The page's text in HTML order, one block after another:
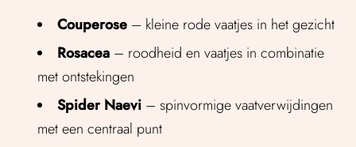
Couperose – kleine rode vaatjes in het gezicht
Rosacea – roodheid en vaatjes in combinatie
met ontstekingen
Spider Naevi – spinvormige vaatverwijdingen
met een centraal punt